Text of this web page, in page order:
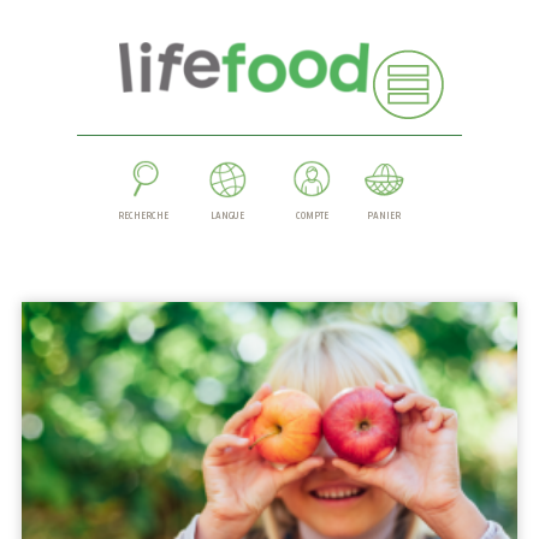
RECHERCHE LANGUE COMPTE PANIER